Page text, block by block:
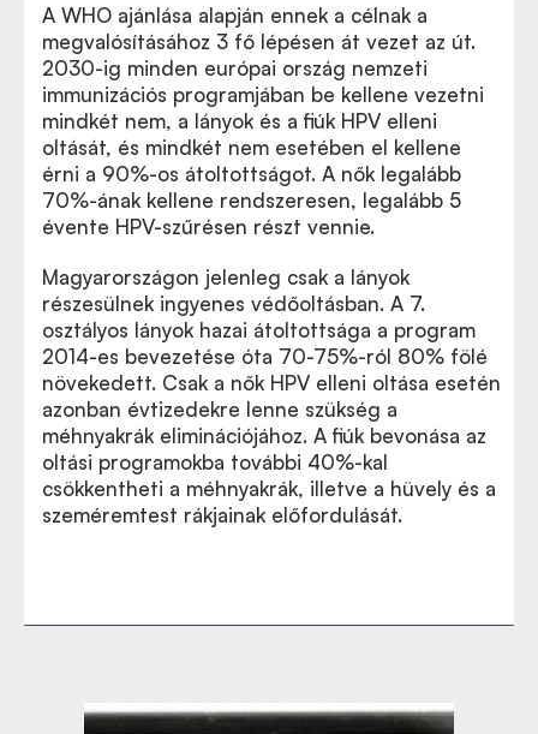
A WHO ajánlása alapján ennek a célnak a
megvalósításához 3 fő lépésen át vezet az út.
2030-ig minden európai ország nemzeti
immunizációs programjában be kellene vezetni
mindkét nem, a lányok és a fiúk HPV elleni
oltását, és mindkét nem esetében el kellene
érni a 90%-os átoltottságot. A nők legalább
70%-ának kellene rendszeresen, legalább 5
évente HPV-szűrésen részt vennie.
Magyarországon jelenleg csak a lányok
részesülnek ingyenes védőoltásban. A 7.
osztályos lányok hazai átoltottsága a program
2014-es bevezetése óta 70-75%-ról 80% fölé
növekedett. Csak a nők HPV elleni oltása esetén
azonban évtizedekre lenne szükség a
méhnyakrák eliminációjához. A fiúk bevonása az
oltási programokba további 40%-kal
csökkentheti a méhnyakrák, illetve a hüvely és a
szeméremtest rákjainak előfordulását.